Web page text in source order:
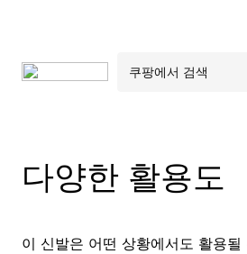
다양한 활용도
이 신발은 어떤 상황에서도 활용